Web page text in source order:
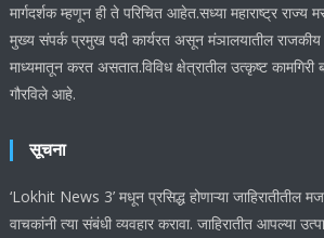
मार्गदर्शक म्हणून ही ते परिचित आहेत.सध्या महाराष्ट्र राज्य
मुख्य संपर्क प्रमुख पदी कार्यरत असून मंञालयातील राजकीय
माध्यमातून करत असतात.विविध क्षेत्रातील उत्कृष्ट कामगिरी
गौरविले आहे.
सूचना
‘Lokhit News 3’ मधून प्रसिद्ध होणाऱ्या जाहिरातीतील
वाचकांनी त्या संबंधी व्यवहार करावा. जाहिरातीत आपल्या